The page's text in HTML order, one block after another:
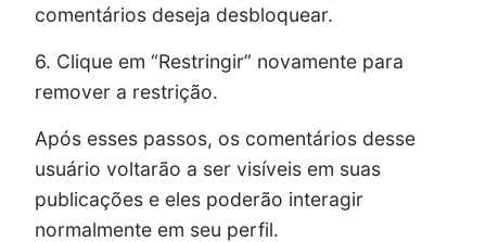
comentários deseja desbloquear.
6. Clique em “Restringir” novamente para
remover a restrição.
Após esses passos, os comentários desse
usuário voltarão a ser visíveis em suas
publicações e eles poderão interagir
normalmente em seu perfil.